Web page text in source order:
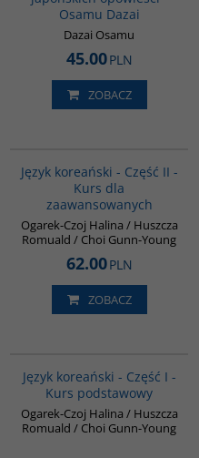
Osamu Dazai
Dazai Osamu
45.00PLN
ZOBACZ
Język koreański - Część II -
Kurs dla
zaawansowanych
Ogarek-Czoj Halina / Huszcza
Romuald / Choi Gunn-Young
62.00PLN
ZOBACZ
Język koreański - Część I -
Kurs podstawowy
Ogarek-Czoj Halina / Huszcza
Romuald / Choi Gunn-Young